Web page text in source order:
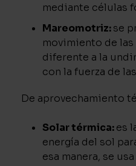
mediante células
Mareomotriz:se
movimiento de las
diferente a la
con la fuerza de
De aprovechamiento
Solar térmica:es
energía del sol
esa manera, se